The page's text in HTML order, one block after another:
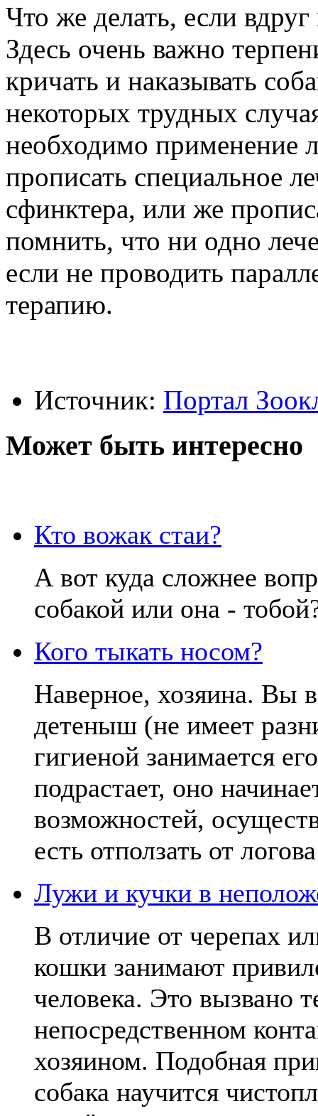
Что же делать, если
Здесь очень важно
кричать и наказывать
некоторых трудных
необходимо применение
прописать специальное
сфинктера, или же
помнить, что ни одно
если не проводить
терапию.
Источник: Портал
Может быть интересно
Кто вожак стаи?
А вот куда сложнее
собакой или она -
Кого тыкать носом?
Наверное, хозяина. Вы
детеныш (не имеет
гигиеной занимается
подрастает, оно
возможностей,
есть отползать от
Лужи и кучки в
В отличие от черепах
кошки занимают
человека. Это вызвано
непосредственном
хозяином. Подобная
собака научится